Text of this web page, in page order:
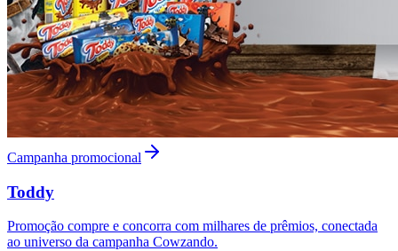
Campanha promocional
Toddy
Promoção compre e concorra com milhares de prêmios, conectada
ao universo da campanha Cowzando.